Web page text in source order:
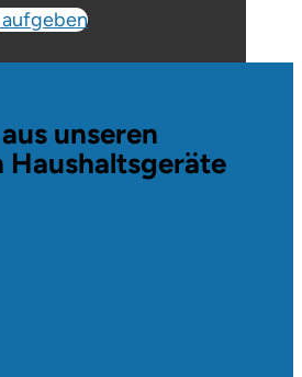
unseren
Haushaltsgeräte